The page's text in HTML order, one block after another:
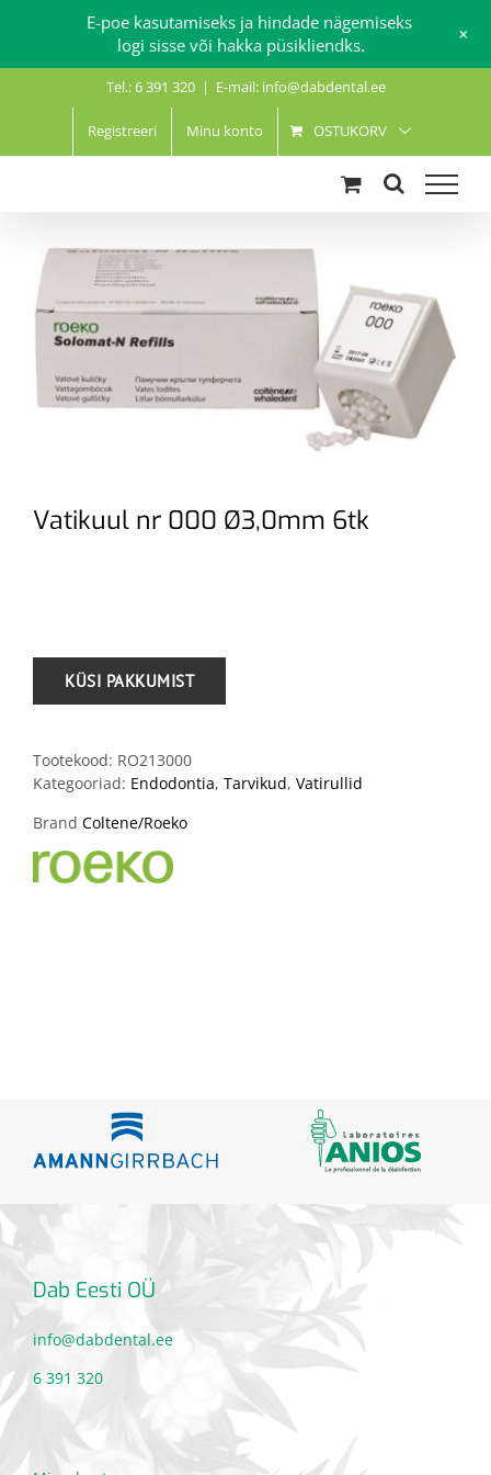
Tel.: 6 391 320 | E-mail: info@dabdental.ee
Registreeri Minu konto OSTUKORV
Vatikuul nr 000 Ø3,0mm 6tk
Tootekood: RO213000
Kategooriad: Endodontia, Tarvikud, Vatirullid
Brand Coltene/Roeko
Dab Eesti OÜ
info@dabdental.ee
6 391 320
E-poe kasutamiseks ja hindade nägemiseks
logi sisse või hakka püsikliendks.
+